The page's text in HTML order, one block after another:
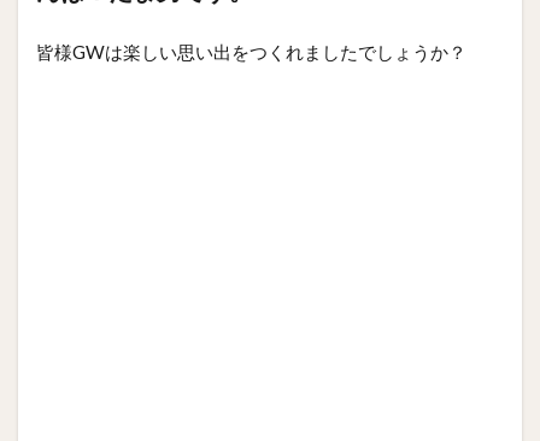
皆様GWは楽しい思い出をつくれましたでしょうか？